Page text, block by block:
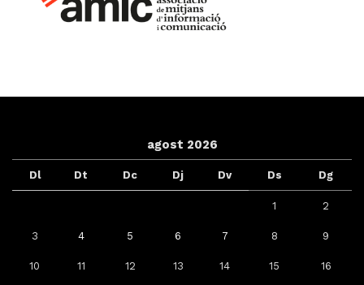
agost 2026
Dl Dt Dc Dj Dv Ds Dg
1 2
3 4 5 6 7 8 9
10 11 12 13 14 15 16